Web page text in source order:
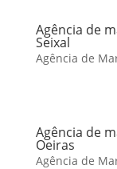
Agência de
Seixal
Agência de
Agência de
Oeiras
Agência de